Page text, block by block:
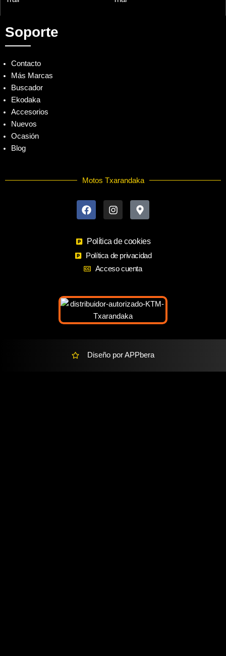
Soporte
Contacto
Más Marcas
Buscador
Ekodaka
Accesorios
Nuevos
Ocasión
Blog
Motos Txarandaka
a
c
o
o
k
n
s
g
r
a
m
a
p
a
r
k
e
a
l
Política de cookies
Política de privacidad
Acceso cuenta
Diseño por APPbera